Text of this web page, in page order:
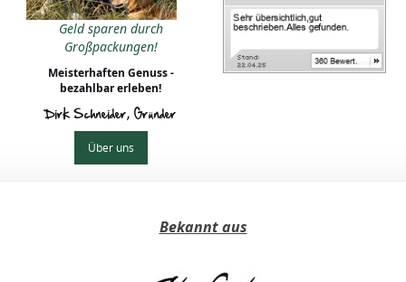
Geld sparen durch
Großpackungen!
Meisterhaften Genuss -
bezahlbar erleben!
Dirk Schneider, Gründer
Über uns
Bekannt aus